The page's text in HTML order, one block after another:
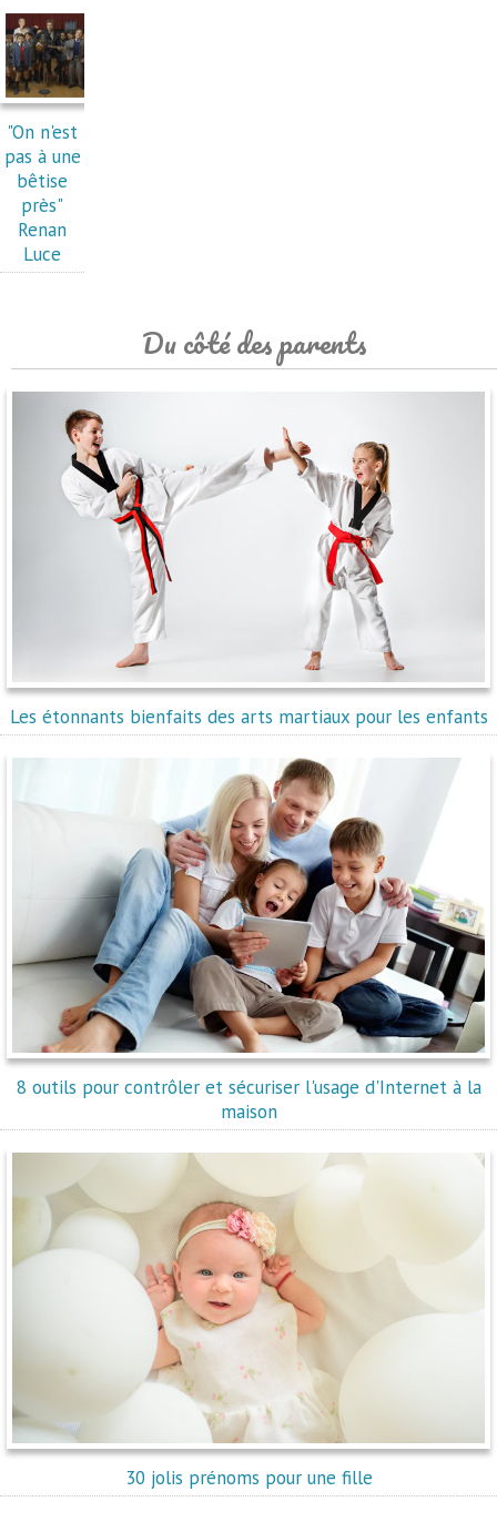
"On n'est
pas à une
bêtise
près"
Renan
Luce
Du côté des parents
Les étonnants bienfaits des arts martiaux pour les enfants
8 outils pour contrôler et sécuriser l'usage d'Internet à la
maison
30 jolis prénoms pour une fille